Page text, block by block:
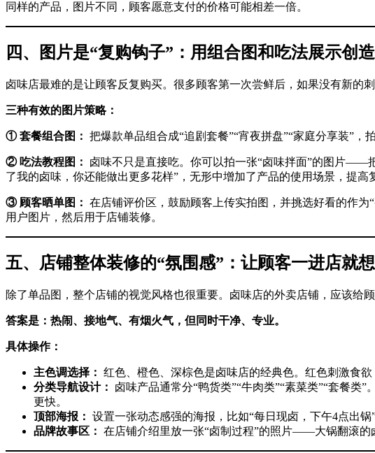
同样的产品，图片不同，顾客愿意支付的价格可能相差一倍。
四、图片是“复购钩子”：用组合图和吃法展示创
卤味店最难的是让顾客反复购买。很多顾客第一次尝鲜后，如果没有新的
三种有效的图片策略：
① 套餐组合图： 把爆款单品组合成“追剧套餐”“宵夜拼盘”“家庭分享装”
② 吃法教程图：
卤味不只是直接吃。你可以拍一张“卤味拌面”的图片
了我的卤味，你还能做出更多花样”，无形中增加了产品的使用场景，提高
③ 顾客晒单图：
在店铺评价区，鼓励顾客上传实拍图，并挑选好看的作
用户图片，然后用于店铺装修。
五、店铺整体装修的“氛围感”：让顾客一进店就
除了单品图，整个店铺的视觉风格也很重要。卤味店的外卖店铺，应该给
答案是：热闹、接地气、有烟火气，但同时干净、专业。
具体操作：
主色调选择：
红色、橙色、深棕色是卤味店的经典色。红色刺激食
分类导航设计：
卤味产品通常分“鸭货类”“牛肉类”“素菜类”“套餐
更快。
顶部海报：
设置一张动态感强的海报，比如“每日现卤，下午4点出
品牌故事区：
在店铺介绍里放一张“卤制过程”的照片——大锅翻滚的